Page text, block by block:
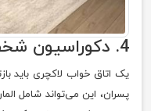
4. دکوراسیون شخصی‌سازی‌شده
یک اتاق خواب لاکچری باید
پسران، این می‌تواند شامل